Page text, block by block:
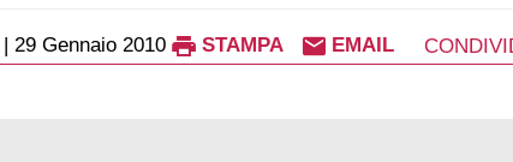
| 29 Gennaio 2010 STAMPA EMAIL
Il ripieno si fa ricco